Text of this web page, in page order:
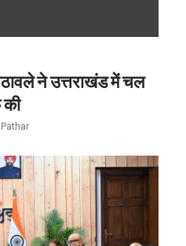
ने उत्तराखंड में चल
की